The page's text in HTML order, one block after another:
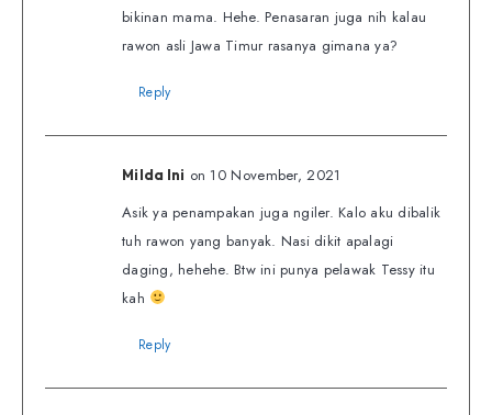
bikinan mama. Hehe. Penasaran juga nih kalau
rawon asli Jawa Timur rasanya gimana ya?
Reply
Milda Ini on 10 November, 2021
Asik ya penampakan juga ngiler. Kalo aku dibalik
tuh rawon yang banyak. Nasi dikit apalagi
daging, hehehe. Btw ini punya pelawak Tessy itu
kah
Reply